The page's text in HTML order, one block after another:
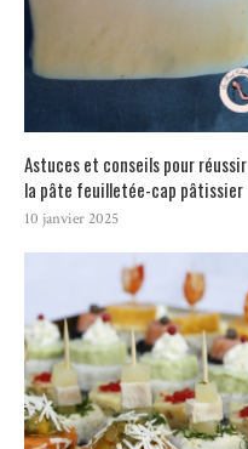
Astuces et conseils pour réussir
la pâte feuilletée-cap pâtissier
10 janvier 2025